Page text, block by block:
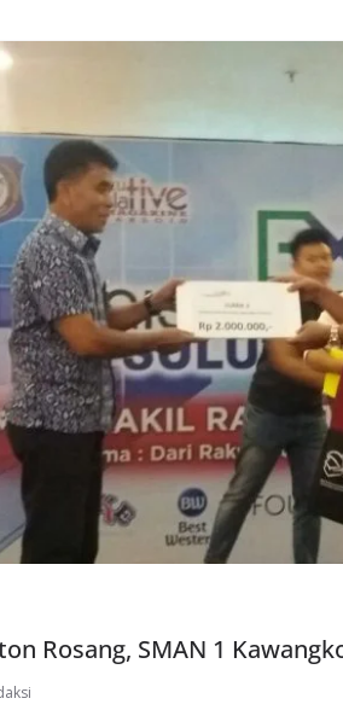
Rosang, SMAN 1